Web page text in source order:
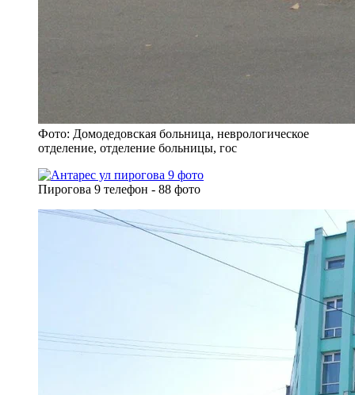
Фото: Домодедовская больница, неврологическое
отделение, отделение больницы, гос
Пирогова 9 телефон - 88 фото